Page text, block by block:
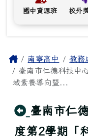
國中資源班 校外
主內容區域
Home南寧高中 教務
臺南市仁德科技中
域素養導向暨...
回上頁
臺南市仁
度第2學期「